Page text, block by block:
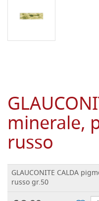
minerale,
russo
GLAUCONITE CALDA
russo gr.50